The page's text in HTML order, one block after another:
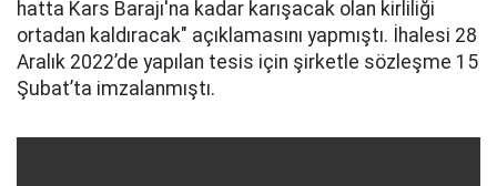
hatta Kars Barajı'na kadar karışacak olan kirliliği
ortadan kaldıracak" açıklamasını yapmıştı. İhalesi 28
Aralık 2022’de yapılan tesis için şirketle sözleşme 15
Şubat’ta imzalanmıştı.